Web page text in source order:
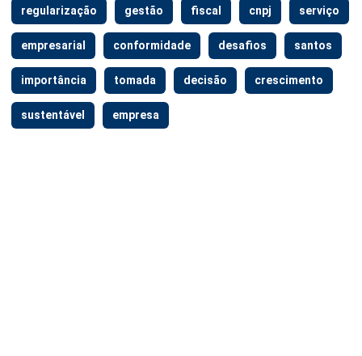
regularização gestão fiscal cnpj serviço
empresarial conformidade desafios santos
importância tomada decisão crescimento
sustentável empresa